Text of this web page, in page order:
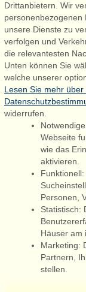
Følg os på:
Admiral Strand
Sie sind hier:
Drittanbietern. Wir
personenbezogenen
unsere Dienste zu
verfolgen und
die relevantesten
Unten können Sie
welche unserer
Lesen Sie mehr
widerrufen.
Webseite
wie das
aktivieren.
Personen,
Statistisch:
Häuser am
Marketing:
Partnern,
stellen.